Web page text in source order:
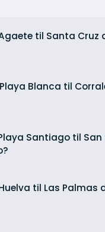
til Santa Cruz
Blanca til
Santiago til
til Las Palmas